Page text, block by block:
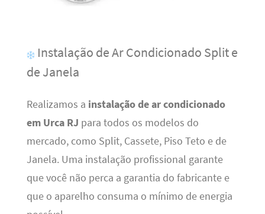
Instalação de Ar Condicionado Split e
de Janela
Realizamos a instalação de ar condicionado
em Urca RJ para todos os modelos do
mercado, como Split, Cassete, Piso Teto e de
Janela. Uma instalação profissional garante
que você não perca a garantia do fabricante e
que o aparelho consuma o mínimo de energia